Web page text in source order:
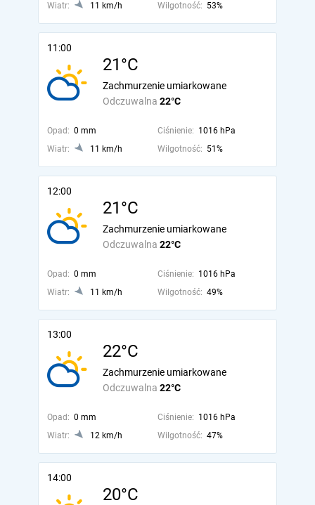
Wiatr:
11 km/h Wilgotność: 53%
11:00
21°C
Odczuwalna 22°C
Zachmurzenie umiarkowane
Opad: 0 mm Ciśnienie: 1016 hPa
Wiatr:
11 km/h Wilgotność: 51%
12:00
21°C
Odczuwalna 22°C
Zachmurzenie umiarkowane
Opad: 0 mm Ciśnienie: 1016 hPa
Wiatr:
11 km/h Wilgotność: 49%
13:00
22°C
Odczuwalna 22°C
Zachmurzenie umiarkowane
Opad: 0 mm Ciśnienie: 1016 hPa
Wiatr:
12 km/h Wilgotność: 47%
14:00
20°C